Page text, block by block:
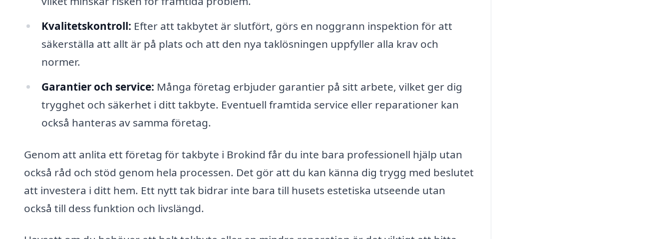
Kvalitetskontroll: Efter att takbytet är slutfört, görs en noggrann inspektion för att
säkerställa att allt är på plats och att den nya taklösningen uppfyller alla krav och
normer.
Garantier och service: Många företag erbjuder garantier på sitt arbete, vilket ger dig
trygghet och säkerhet i ditt takbyte. Eventuell framtida service eller reparationer kan
också hanteras av samma företag.
Genom att anlita ett företag för takbyte i Brokind får du inte bara professionell hjälp utan
också råd och stöd genom hela processen. Det gör att du kan känna dig trygg med beslutet
att investera i ditt hem. Ett nytt tak bidrar inte bara till husets estetiska utseende utan
också till dess funktion och livslängd.